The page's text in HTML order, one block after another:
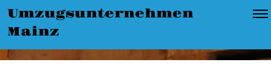
Umzugsunternehmen
Mainz